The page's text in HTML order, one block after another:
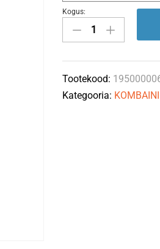
Mikrolüliti
0006041640
quantity
Kogus:
Tootekood:
Kategooria: